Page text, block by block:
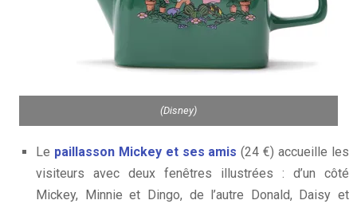
(Disney)
Le paillasson Mickey et ses amis (24 €) accueille les
visiteurs avec deux fenêtres illustrées : d’un côté
Mickey, Minnie et Dingo, de l’autre Donald, Daisy et